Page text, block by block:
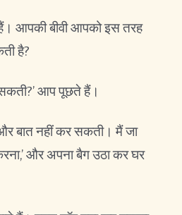
आपकी बीवी आपको इस तरह
है?
सकती?’ आप पूछते हैं।
बात नहीं कर सकती। मैं जा
और अपना बैग उठा कर घर